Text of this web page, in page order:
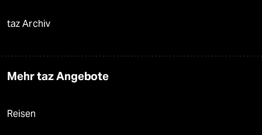
taz Archiv
Mehr taz Angebote
Reisen